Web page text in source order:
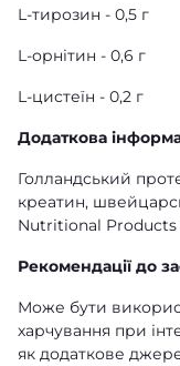
L-тирозин - 0,5 г
L-орнітин - 0,6 г
L-цистеїн - 0,2 г
Додаткова
Голландський
креатин,
Nutritional Products
Рекомендації до
Може бути
харчування при
як додаткове